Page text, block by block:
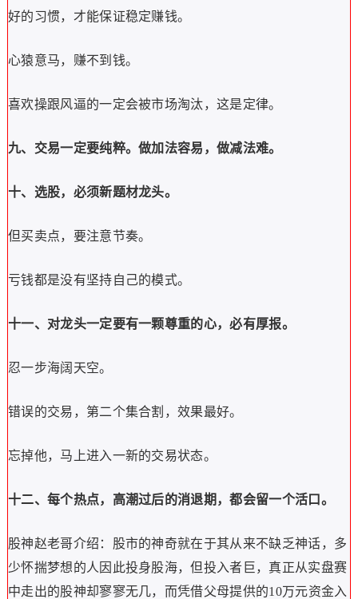
好的习惯，才能保证稳定赚钱。
心猿意马，赚不到钱。
喜欢操跟风逼的一定会被市场淘汰，这是定律。
九、交易一定要纯粹。做加法容易，做减法难。
十、选股，必须新题材龙头。
但买卖点，要注意节奏。
亏钱都是没有坚持自己的模式。
十一、对龙头一定要有一颗尊重的心，必有厚报。
忍一步海阔天空。
错误的交易，第二个集合割，效果最好。
忘掉他，马上进入一新的交易状态。
十二、每个热点，高潮过后的消退期，都会留一个活口。
股神赵老哥介绍：股市的神奇就在于其从来不缺乏神话，多
少怀揣梦想的人因此投身股海，但投入者巨，真正从实盘赛
中走出的股神却寥寥无几，而凭借父母提供的10万元资金入